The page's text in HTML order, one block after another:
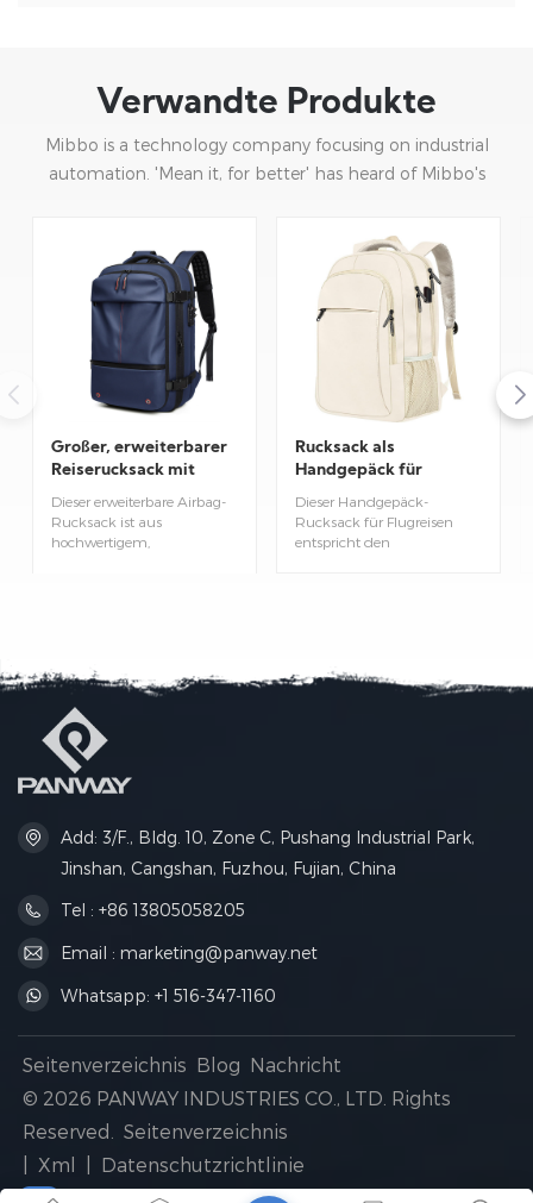
Verwandte Produkte
Mibbo is a technology company focusing on industrial
automation. 'Mean it, for better' has heard of Mibbo's
Großer, erweiterbarer
Reiserucksack mit
Airbag
Dieser erweiterbare Airbag-
Rucksack ist aus
hochwertigem,
täglichen Bedürfnisse
bietet.Utes und
Geschäftsreisen.
Rucksack als
Handgepäck für
Dieser Handgepäck-
Rucksack für Flugreisen
entspricht den
Ihre Reiseutensilien
Add: 3/F., Bldg. 10, Zone C, Pushang Industrial Park,
Jinshan, Cangshan, Fuzhou, Fujian, China
Tel : +86 13805058205
Email : marketing@panway.net
Whatsapp: +1 516-347-1160
Seitenverzeichnis Blog Nachricht
© 2026 PANWAY INDUSTRIES CO., LTD. Rights
Reserved.
Seitenverzeichnis
Xml
Datenschutzrichtlinie
IPv6-Netzwerk unterstützt